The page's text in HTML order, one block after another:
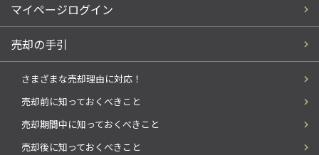
マイページログイン
売却の手引
さまざまな売却理由に対応！
売却前に知っておくべきこと
売却期間中に知っておくべきこと
売却後に知っておくべきこと